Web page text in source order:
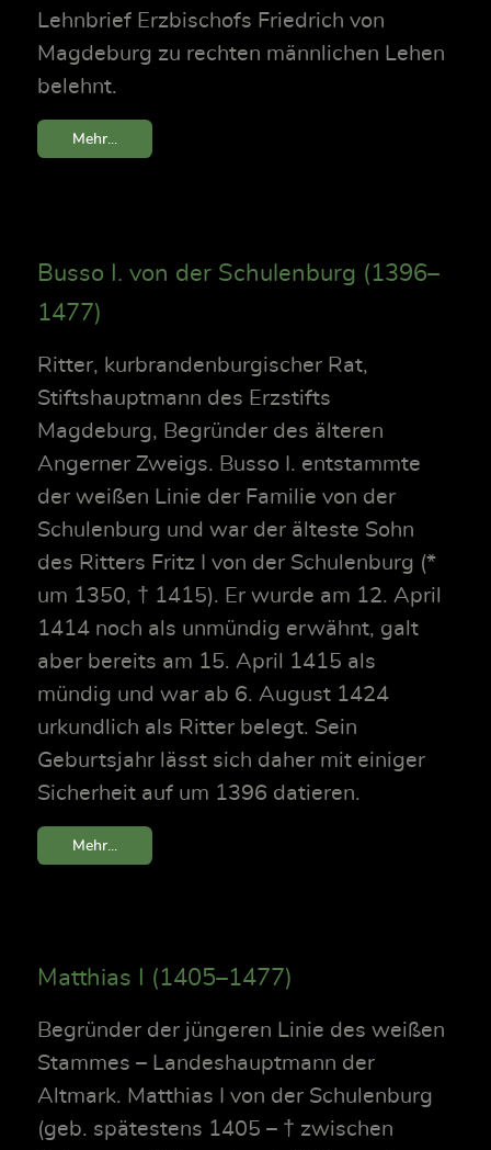
Lehnbrief Erzbischofs Friedrich von
Magdeburg zu rechten männlichen Lehen
belehnt.
Mehr...
Busso I. von der Schulenburg (1396–
1477)
Ritter, kurbrandenburgischer Rat,
Stiftshauptmann des Erzstifts
Magdeburg, Begründer des älteren
Angerner Zweigs. Busso I. entstammte
der weißen Linie der Familie von der
Schulenburg und war der älteste Sohn
des Ritters Fritz I von der Schulenburg (*
um 1350, † 1415). Er wurde am 12. April
1414 noch als unmündig erwähnt, galt
aber bereits am 15. April 1415 als
mündig und war ab 6. August 1424
urkundlich als Ritter belegt. Sein
Geburtsjahr lässt sich daher mit einiger
Sicherheit auf um 1396 datieren.
Mehr...
Matthias I (1405–1477)
Begründer der jüngeren Linie des weißen
Stammes – Landeshauptmann der
Altmark. Matthias I von der Schulenburg
(geb. spätestens 1405 – † zwischen